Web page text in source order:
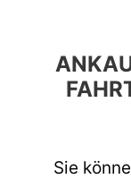
Sie